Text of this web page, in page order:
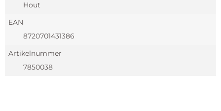
Hout
EAN
8720701431386
Artikelnummer
7850038